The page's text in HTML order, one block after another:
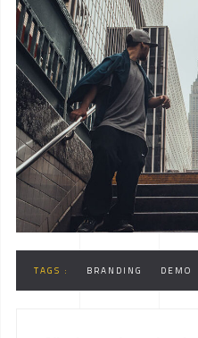
TAGS : BRANDING DEMO